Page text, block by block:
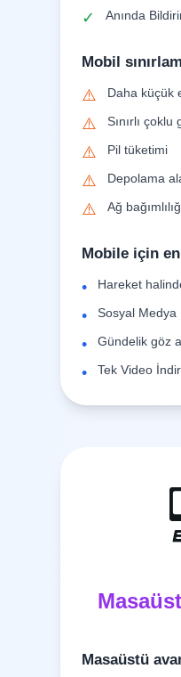
✓ Anında
Mobil
⚠️ Daha küçük
⚠️ Sınırlı çoklu
⚠️ Pil tüketimi
⚠️ Depolama
⚠️ Ağ
Mobile için
• Hareket
• Sosyal Medya
• Gündelik göz
• Tek Video
Masaüstü